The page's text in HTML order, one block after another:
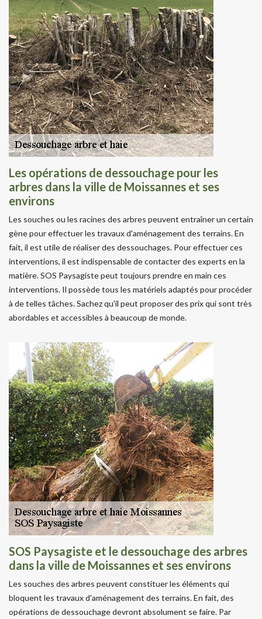
Les opérations de dessouchage pour les
arbres dans la ville de Moissannes et ses
environs
Les souches ou les racines des arbres peuvent entraîner un certain
gène pour effectuer les travaux d'aménagement des terrains. En
fait, il est utile de réaliser des dessouchages. Pour effectuer ces
interventions, il est indispensable de contacter des experts en la
matière. SOS Paysagiste peut toujours prendre en main ces
interventions. Il possède tous les matériels adaptés pour procéder
à de telles tâches. Sachez qu'il peut proposer des prix qui sont très
abordables et accessibles à beaucoup de monde.
SOS Paysagiste et le dessouchage des arbres
dans la ville de Moissannes et ses environs
Les souches des arbres peuvent constituer les éléments qui
bloquent les travaux d'aménagement des terrains. En fait, des
opérations de dessouchage devront absolument se faire. Par